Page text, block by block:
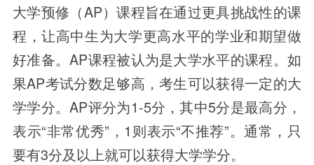
大学预修（AP）课程旨在通过更具挑战性的课
程，让高中生为大学更高水平的学业和期望做
好准备。AP课程被认为是大学水平的课程。如
果AP考试分数足够高，考生可以获得一定的大
学学分。AP评分为1-5分，其中5分是最高分，
表示“非常优秀”，1则表示“不推荐”。通常，只
要有3分及以上就可以获得大学学分。